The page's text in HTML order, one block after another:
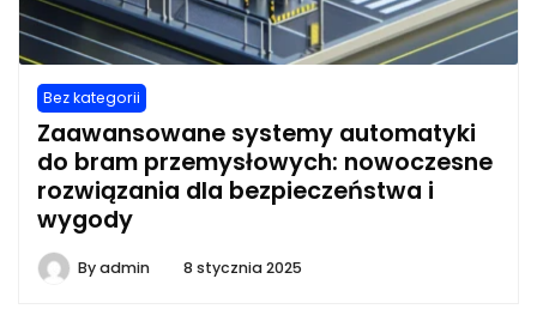
Bez kategorii
Zaawansowane systemy automatyki
do bram przemysłowych: nowoczesne
rozwiązania dla bezpieczeństwa i
wygody
Byadmin 8 stycznia 2025